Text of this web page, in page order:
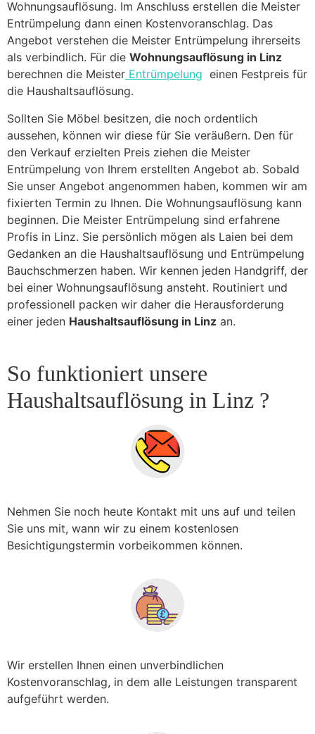
Wohnungsauflösung. Im Anschluss erstellen die Meister
Entrümpelung dann einen Kostenvoranschlag. Das
Angebot verstehen die Meister Entrümpelung ihrerseits
als verbindlich. Für die Wohnungsauflösung in Linz
berechnen die Meister Entrümpelung einen Festpreis für
die Haushaltsauflösung.
Sollten Sie Möbel besitzen, die noch ordentlich
aussehen, können wir diese für Sie veräußern. Den für
den Verkauf erzielten Preis ziehen die Meister
Entrümpelung von Ihrem erstellten Angebot ab. Sobald
Sie unser Angebot angenommen haben, kommen wir am
fixierten Termin zu Ihnen. Die Wohnungsauflösung kann
beginnen. Die Meister Entrümpelung sind erfahrene
Profis in Linz. Sie persönlich mögen als Laien bei dem
Gedanken an die Haushaltsauflösung und Entrümpelung
Bauchschmerzen haben. Wir kennen jeden Handgriff, der
bei einer Wohnungsauflösung ansteht. Routiniert und
professionell packen wir daher die Herausforderung
einer jeden Haushaltsauflösung in Linz an.
So funktioniert unsere
Haushaltsauflösung in Linz ?
Nehmen Sie noch heute Kontakt mit uns auf und teilen
Sie uns mit, wann wir zu einem kostenlosen
Besichtigungstermin vorbeikommen können.
Wir erstellen Ihnen einen unverbindlichen
Kostenvoranschlag, in dem alle Leistungen transparent
aufgeführt werden.